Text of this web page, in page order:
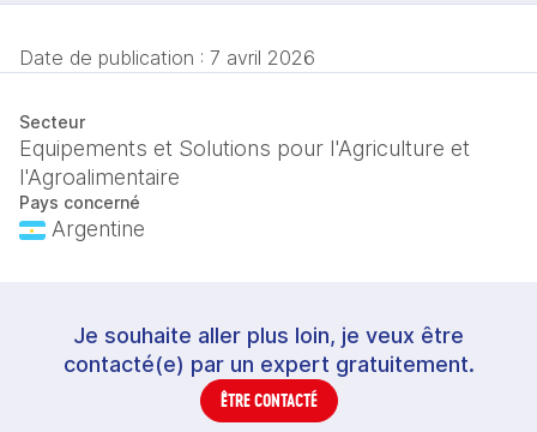
Date de publication : 7 avril 2026
Secteur
Equipements et Solutions pour l'Agriculture et
l'Agroalimentaire
Pays concerné
Argentine
Je souhaite aller plus loin, je veux être
contacté(e) par un expert gratuitement.
ÊTRE CONTACTÉ